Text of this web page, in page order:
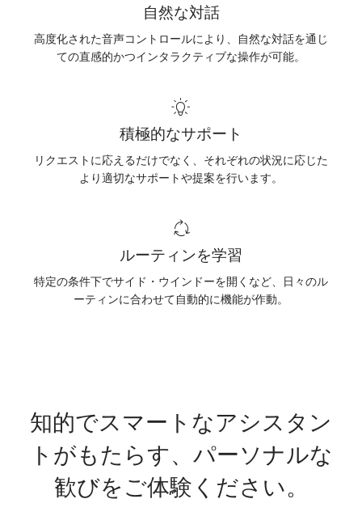
自然な対話
高度化された音声コントロールにより、自然な対話を通じ
ての直感的かつインタラクティブな操作が可能。
積極的なサポート
リクエストに応えるだけでなく、それぞれの状況に応じた
より適切なサポートや提案を行います。
ルーティンを学習
特定の条件下でサイド・ウインドーを開くなど、日々のル
ーティンに合わせて自動的に機能が作動。
知的でスマートなアシスタン
トがもたらす、パーソナルな
歓びをご体験ください。